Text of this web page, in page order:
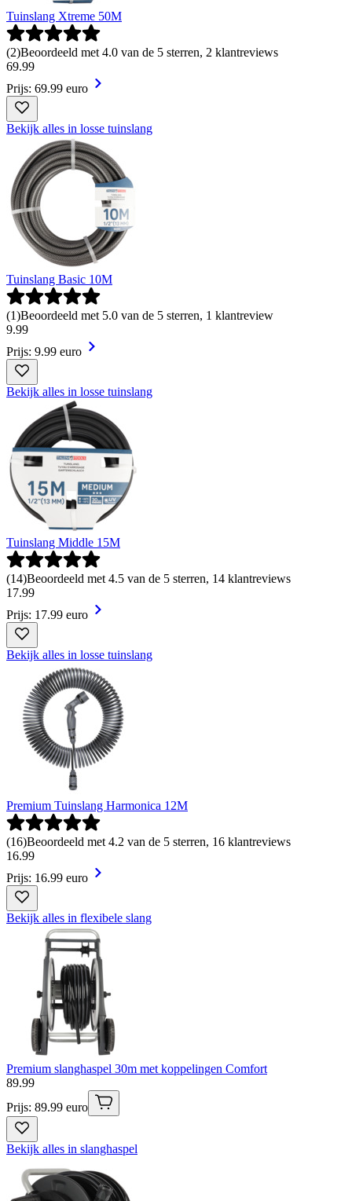
Tuinslang Xtreme 50M
(2)Beoordeeld met 4.0 van de 5 sterren, 2 klantreviews
69.99
Prijs: 69.99 euro
Bekijk alles in losse tuinslang
Tuinslang Basic 10M
(1)Beoordeeld met 5.0 van de 5 sterren, 1 klantreview
9.99
Prijs: 9.99 euro
Bekijk alles in losse tuinslang
Tuinslang Middle 15M
(14)Beoordeeld met 4.5 van de 5 sterren, 14 klantreviews
17.99
Prijs: 17.99 euro
Bekijk alles in losse tuinslang
Premium Tuinslang Harmonica 12M
(16)Beoordeeld met 4.2 van de 5 sterren, 16 klantreviews
16.99
Prijs: 16.99 euro
Bekijk alles in flexibele slang
Premium slanghaspel 30m met koppelingen Comfort
89.99
Prijs: 89.99 euro
Bekijk alles in slanghaspel